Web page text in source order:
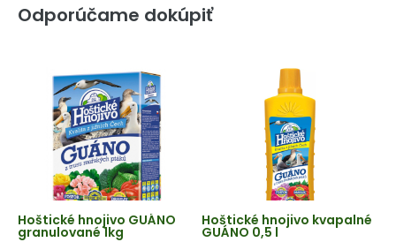
Odporúčame dokúpiť
Hoštické hnojivo GUÁNO
granulované 1kg
Hoštické hnojivo kvapalné
GUÁNO 0,5 l